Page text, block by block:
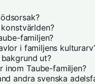
familjen?
i familjens
ut?
inom Taube-familjen?
andra svenska